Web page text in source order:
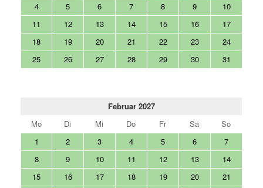
4
5 6 7 8 9
10
11
12 13 14 15 16
17
18
19 20 21 22 23
24
25
26 27 28 29 30 31
Februar 2027
Mo
Di Mi Do Fr Sa
So
1
2 3 4 5 6
7
8
9 10 11 12 13
14
15
16 17 18 19 20
21